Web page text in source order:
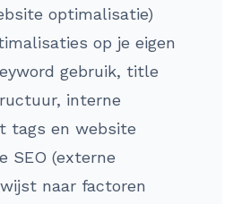
optimalisatie)
op je eigen
gebruik, title
interne
tags en website
SEO (externe
naar factoren